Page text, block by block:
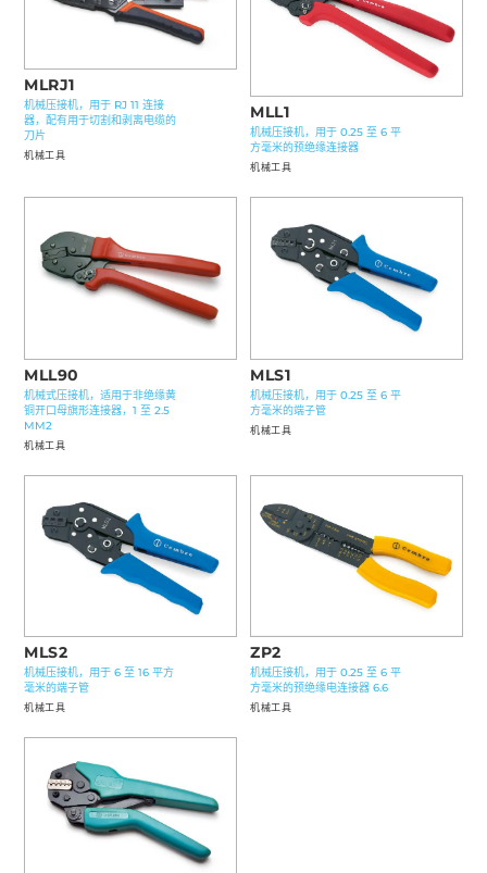
MLRJ1
机械压接机，用于 RJ 11 连接
器，配有用于切割和剥离电缆的
刀片
机械工具
MLL1
机械压接机，用于 0.25 至 6 平
方毫米的预绝缘连接器
机械工具
MLL90
机械式压接机，适用于非绝缘黄
铜开口母旗形连接器，1 至 2.5
MM2
机械工具
MLS1
机械压接机，用于 0.25 至 6 平
方毫米的端子管
机械工具
MLS2
机械压接机，用于 6 至 16 平方
毫米的端子管
机械工具
ZP2
机械压接机，用于 0.25 至 6 平
方毫米的预绝缘电连接器 6.6
机械工具